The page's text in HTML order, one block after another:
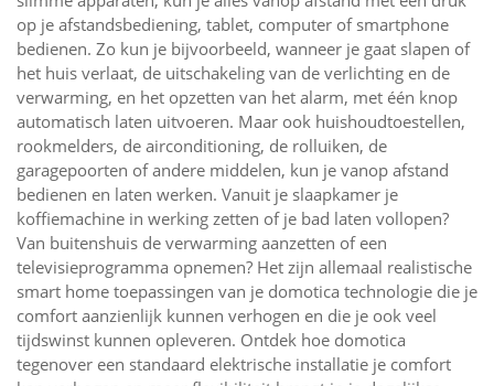
op je afstandsbediening, tablet, computer of smartphone
bedienen. Zo kun je bijvoorbeeld, wanneer je gaat slapen of
het huis verlaat, de uitschakeling van de verlichting en de
verwarming, en het opzetten van het alarm, met één knop
automatisch laten uitvoeren. Maar ook huishoudtoestellen,
rookmelders, de airconditioning, de rolluiken, de
garagepoorten of andere middelen, kun je vanop afstand
bedienen en laten werken. Vanuit je slaapkamer je
koffiemachine in werking zetten of je bad laten vollopen?
Van buitenshuis de verwarming aanzetten of een
televisieprogramma opnemen? Het zijn allemaal realistische
smart home toepassingen van je domotica technologie die je
comfort aanzienlijk kunnen verhogen en die je ook veel
tijdswinst kunnen opleveren. Ontdek hoe domotica
tegenover een standaard elektrische installatie je comfort